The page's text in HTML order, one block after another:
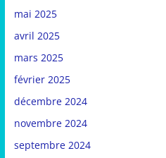
mai 2025
avril 2025
mars 2025
février 2025
décembre 2024
novembre 2024
septembre 2024